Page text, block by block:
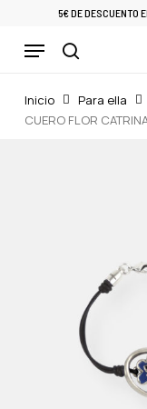
main
5€ DE DESCUENTO
Menu Cart
Inicio Para ella
CUERO FLOR